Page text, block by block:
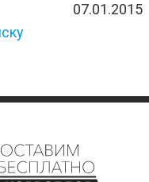
07.01.2015